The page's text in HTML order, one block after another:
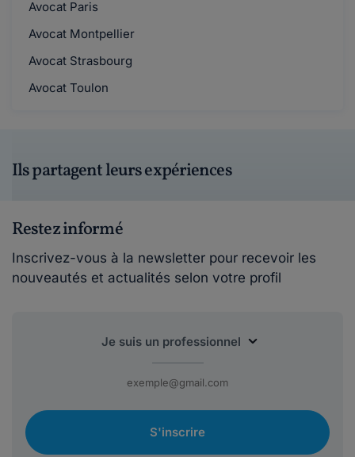
Avocat Paris
Avocat Montpellier
Avocat Strasbourg
Avocat Toulon
Ils partagent leurs expériences
Restez informé
Inscrivez-vous à la newsletter pour recevoir les
nouveautés et actualités selon votre profil
S'inscrire